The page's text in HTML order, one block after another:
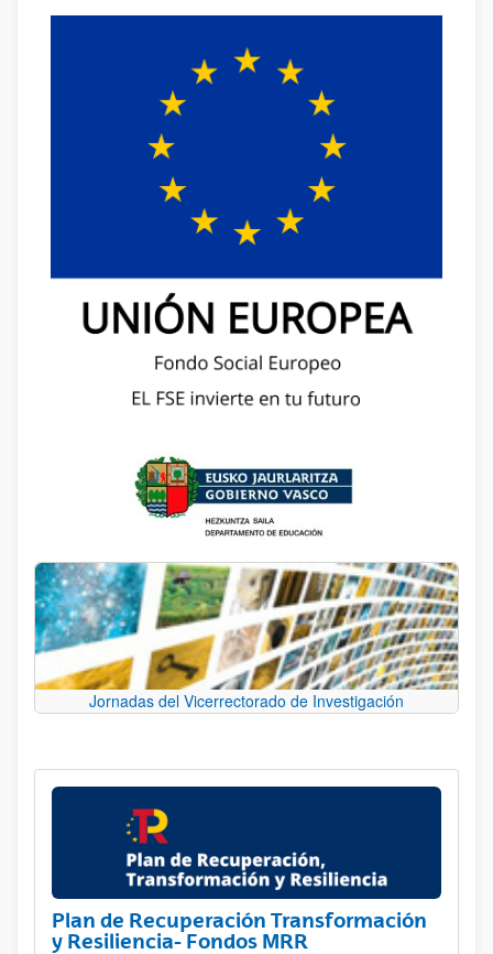
Jornadas del Vicerrectorado de Investigación
Plan de Recuperación Transformación
y Resiliencia- Fondos MRR